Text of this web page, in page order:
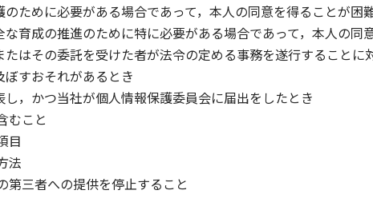
ために必要がある場合であって，本人の同意を得ることが困
育成の推進のために特に必要がある場合であって，本人の同
はその委託を受けた者が法令の定める事務を遂行すること
すおそれがあるとき
，かつ当社が個人情報保護委員会に届出をしたとき
むこと
目
法
第三者への提供を停止すること